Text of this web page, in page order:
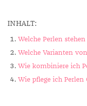
INHALT:
Welche Perlen
Welche Varianten
Wie kombiniere ich
Wie pflege ich Perlen